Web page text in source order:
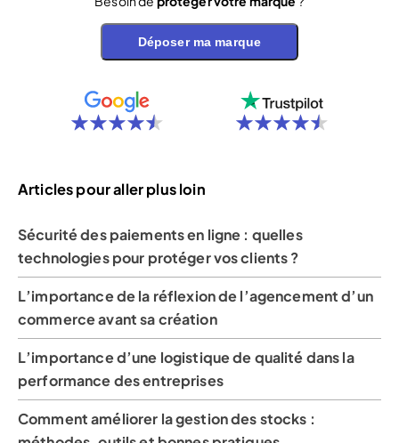
Déposer ma marque
Articles pour aller plus loin
Sécurité des paiements en ligne : quelles
technologies pour protéger vos clients ?
L’importance de la réflexion de l’agencement d’un
commerce avant sa création
L’importance d’une logistique de qualité dans la
performance des entreprises
Comment améliorer la gestion des stocks :